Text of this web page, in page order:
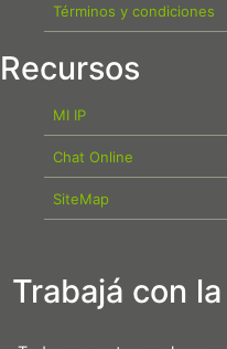
Términos y condiciones
Recursos
MI IP
Chat Online
SiteMap
Trabajá con